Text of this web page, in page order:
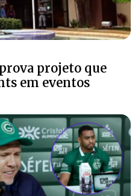
projeto que
em eventos